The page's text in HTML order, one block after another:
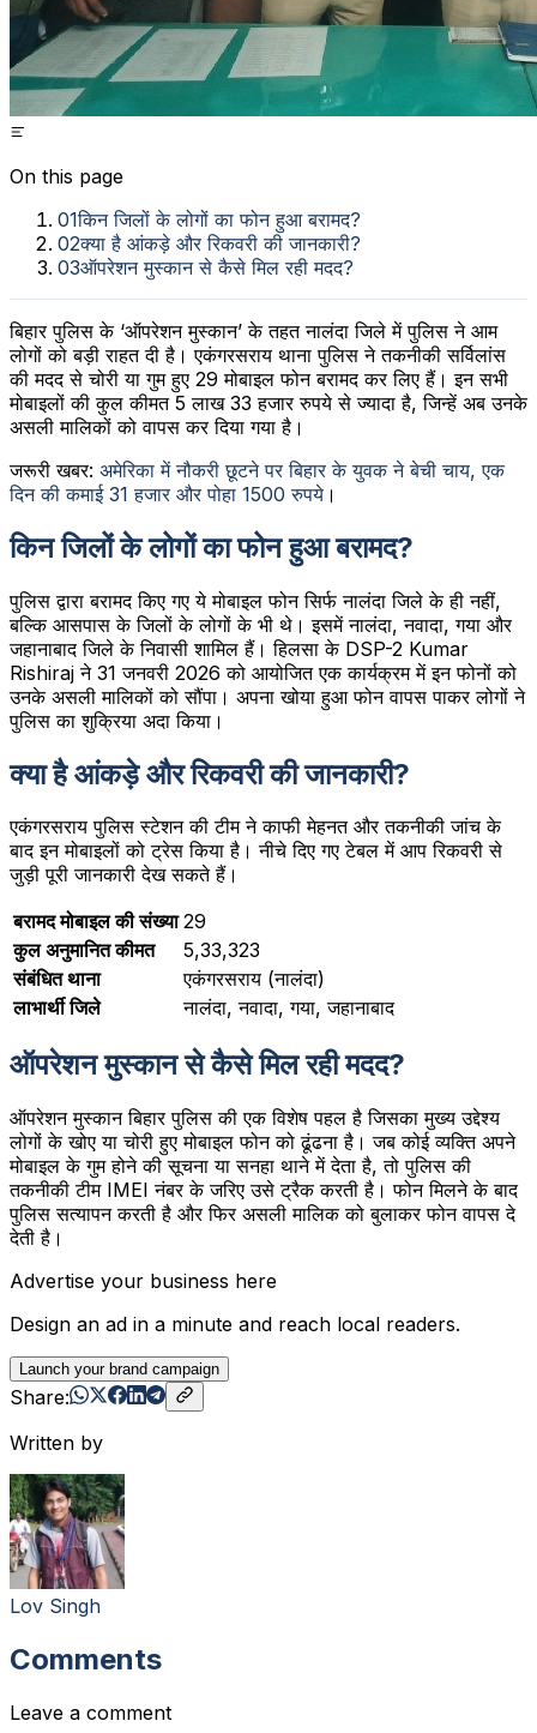
On this page
01किन जिलों के लोगों का फोन हुआ बरामद?
02क्या है आंकड़े और रिकवरी की जानकारी?
03ऑपरेशन मुस्कान से कैसे मिल रही मदद?
बिहार पुलिस के ‘ऑपरेशन मुस्कान’ के तहत नालंदा जिले में पुलिस ने आम
लोगों को बड़ी राहत दी है। एकंगरसराय थाना पुलिस ने तकनीकी सर्विलांस
की मदद से चोरी या गुम हुए 29 मोबाइल फोन बरामद कर लिए हैं। इन सभी
मोबाइलों की कुल कीमत 5 लाख 33 हजार रुपये से ज्यादा है, जिन्हें अब उनके
असली मालिकों को वापस कर दिया गया है।
जरूरी खबर: अमेरिका में नौकरी छूटने पर बिहार के युवक ने बेची चाय, एक
दिन की कमाई 31 हजार और पोहा 1500 रुपये ।
किन जिलों के लोगों का फोन हुआ बरामद?
पुलिस द्वारा बरामद किए गए ये मोबाइल फोन सिर्फ नालंदा जिले के ही नहीं,
बल्कि आसपास के जिलों के लोगों के भी थे। इसमें नालंदा, नवादा, गया और
जहानाबाद जिले के निवासी शामिल हैं। हिलसा के DSP-2 Kumar
Rishiraj ने 31 जनवरी 2026 को आयोजित एक कार्यक्रम में इन फोनों को
उनके असली मालिकों को सौंपा। अपना खोया हुआ फोन वापस पाकर लोगों ने
पुलिस का शुक्रिया अदा किया।
क्या है आंकड़े और रिकवरी की जानकारी?
एकंगरसराय पुलिस स्टेशन की टीम ने काफी मेहनत और तकनीकी जांच के
बाद इन मोबाइलों को ट्रेस किया है। नीचे दिए गए टेबल में आप रिकवरी से
जुड़ी पूरी जानकारी देख सकते हैं।
बरामद मोबाइल की संख्या 29
कुल अनुमानित कीमत
₹5,33,323
संबंधित थाना
एकंगरसराय (नालंदा)
लाभार्थी जिले
नालंदा, नवादा, गया, जहानाबाद
ऑपरेशन मुस्कान से कैसे मिल रही मदद?
ऑपरेशन मुस्कान बिहार पुलिस की एक विशेष पहल है जिसका मुख्य उद्देश्य
लोगों के खोए या चोरी हुए मोबाइल फोन को ढूंढना है। जब कोई व्यक्ति अपने
मोबाइल के गुम होने की सूचना या सनहा थाने में देता है, तो पुलिस की
तकनीकी टीम IMEI नंबर के जरिए उसे ट्रैक करती है। फोन मिलने के बाद
पुलिस सत्यापन करती है और फिर असली मालिक को बुलाकर फोन वापस दे
देती है।
Advertise your business here
Design an ad in a minute and reach local readers.
Launch your brand campaign
Share:
Written by
Lov Singh
Comments
Leave a comment